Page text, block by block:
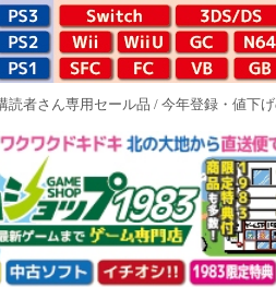
読者さん専用セール品 / 今年登録・値下